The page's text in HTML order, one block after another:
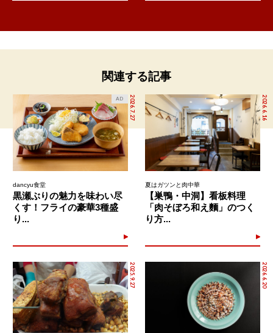
関連する記事
2026.7.27
AD
dancyu食堂
黒瀬ぶりの魅力を味わい尽
くす！フライの豪華3種盛
り...
2026.6.16
夏はガツンと肉中華
【巣鴨・中洞】看板料理
「肉そぼろ和え麵」のつく
り方...
2025.9.27 2026.6.20